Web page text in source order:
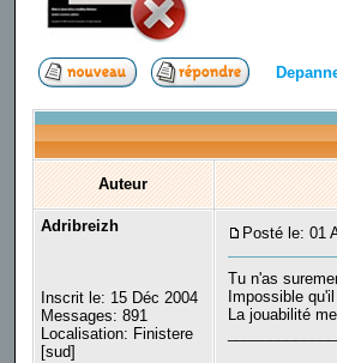
Auteur
Adribreizh
Inscrit le: 15 Déc 2004
Messages: 891
Localisation: Finistere
[sud]
Posté le: 01
Tu n'as
Impossible
La jouabilité